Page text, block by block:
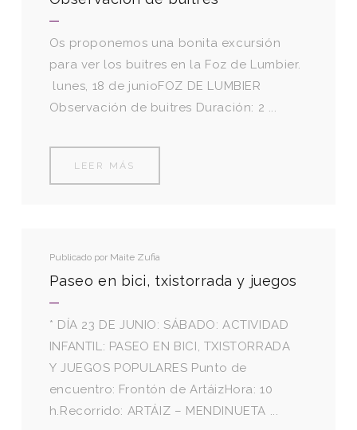
Os proponemos una bonita excursión
para ver los buitres en la Foz de Lumbier.
lunes, 18 de junioFOZ DE LUMBIER
Observación de buitres Duración: 2 ...
LEER MÁS
Publicado por Maite Zufia
Paseo en bici, txistorrada y juegos
* DÍA 23 DE JUNIO: SÁBADO: ACTIVIDAD
INFANTIL: PASEO EN BICI, TXISTORRADA
Y JUEGOS POPULARES Punto de
encuentro: Frontón de ArtáizHora: 10
h.Recorrido: ARTÁIZ – MENDINUETA ...